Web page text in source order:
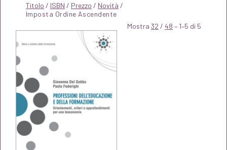
Titolo / ISBN / Prezzo / Novità /
Mostra 32 / 48 – 1–5 di 5